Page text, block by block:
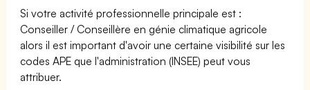
Si votre activité professionnelle principale est :
Conseiller / Conseillère en génie climatique agricole
alors il est important d'avoir une certaine visibilité sur les
codes APE que l'administration (INSEE) peut vous
attribuer.